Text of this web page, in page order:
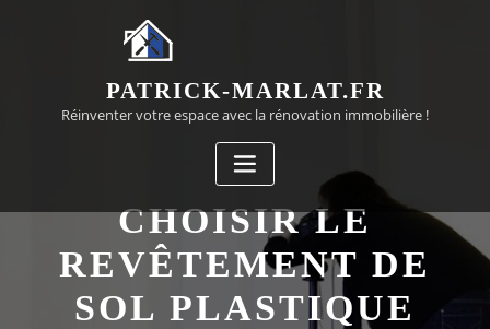
PATRICK-MARLAT.FR
Réinventer votre espace avec la rénovation immobilière !
CHOISIR LE
REVÊTEMENT DE
SOL PLASTIQUE